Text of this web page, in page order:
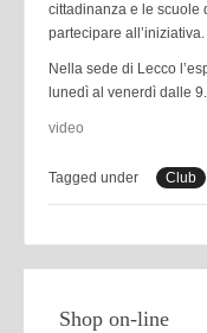
cittadinanza e le scuole
partecipare all’iniziativa.
Nella sede di Lecco
lunedì al venerdì dalle
video
Tagged under
Club
Shop on-line